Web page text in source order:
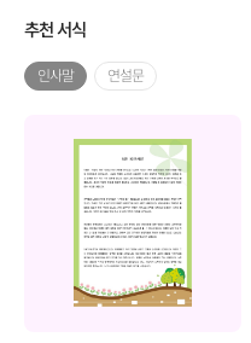
추천 서식
인사말 연설문